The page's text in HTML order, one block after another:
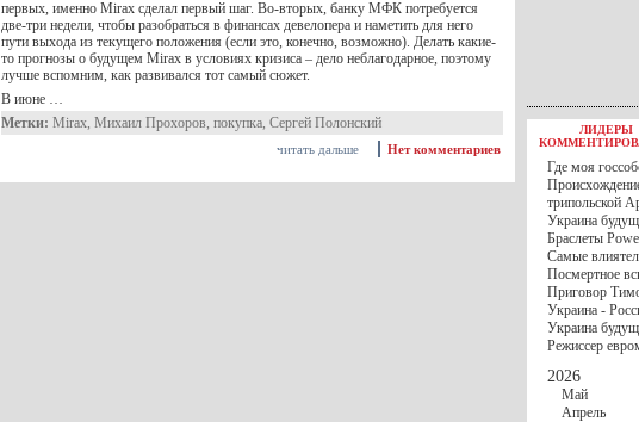
первых, именно Mirax сделал первый шаг. Во-вторых, банку МФК потребуется
две-три недели, чтобы разобраться в финансах девелопера и наметить для него
пути выхода из текущего положения (если это, конечно, возможно). Делать какие-
то прогнозы о будущем Mirax в условиях кризиса – дело неблагодарное, поэтому
лучше вспомним, как развивался тот самый сюжет.
В июне …
Метки: Mirax, Михаил Прохоров, покупка, Сергей Полонский
Нет комментариев
читать дальше
30 Ноября С 1
30 Ноября
РФ
27 Ноября
ВВП
госбюджете
27 Ноября
Турции
17 Ноября
шестилетнего
16 Ноября
13 Ноября
10 Ноября
10 Ноября
особом статусе
03 Ноября
ЛИДЕРЫ
Где моя
трипольской
Украина
Браслеты
Самые
Посмертное
Приговор
Украина -
Украина
Режиссер
2026
Май
Апрель